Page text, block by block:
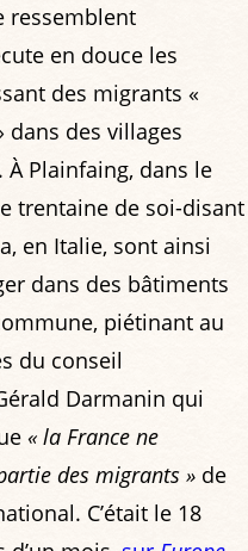
ressemblent
en douce les
des migrants «
dans des villages
Plainfaing, dans le
trentaine de soi-disant
en Italie, sont ainsi
dans des bâtiments
piétinant au
du conseil
Darmanin qui
« la France ne
des migrants » de
C’était le 18